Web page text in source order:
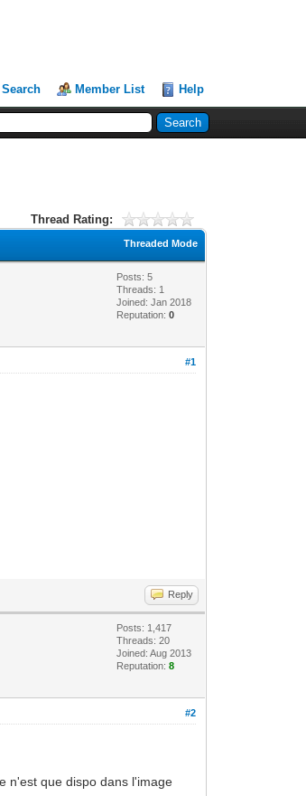
Search Member List Help
Thread Rating:
Threaded Mode
Posts: 5
Threads: 1
Joined: Jan 2018
Reputation:0
#1
Reply
Posts: 1,417
Threads: 20
Joined: Aug 2013
Reputation:8
#2
n'est que dispo dans l'image